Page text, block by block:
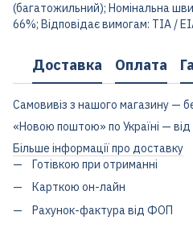
(багатожильний); Номінальна
66%; Відповідає вимогам: TIA /
Доставка Оплата
Самовивіз з нашого магазину —
«Новою поштою» по Україні — від
Більше інформації про доставку
Готівкою при отриманні
Карткою он-лайн
Рахунок-фактура від ФОП